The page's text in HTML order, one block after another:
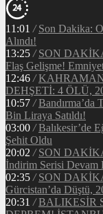
11:01 / Son Dakika:
Alındı!
13:25 / SON
Flaş Gelişme!
12:46 /
DEHŞETİ: 4 ÖLÜ,
10:57 /
Bin Liraya Satıldı!
03:00 / Balıkesir’de
Şehit Oldu
20:02 / SON
İndirim Serisi Devam
02:35 / SON
Gürcistan’da Düştü,
20:31 / BALIKESİR